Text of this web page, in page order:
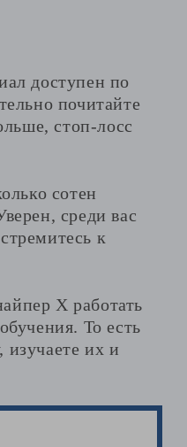
доступен по
почитайте
стоп-лосс
сотен
среди вас
к
Х работать
То есть
их и